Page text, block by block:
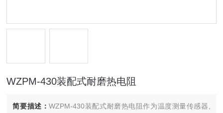
WZPM-430装配式耐磨热电阻
简要描述：WZPM-430装配式耐磨热电阻作为温度测量传感器,